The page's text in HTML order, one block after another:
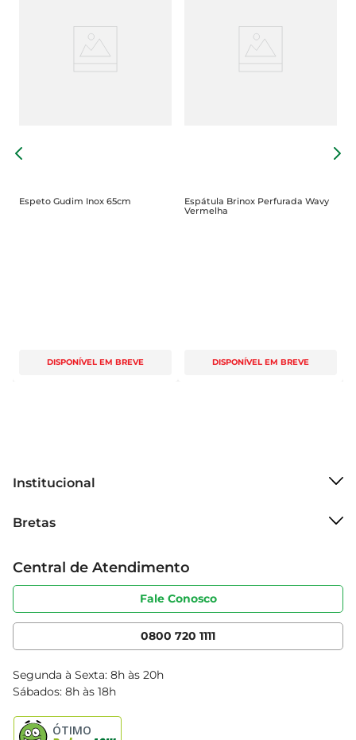
Espeto Gudim Inox 65cm
DISPONÍVEL EM BREVE
Espátula Brinox Perfurada Wavy
Vermelha
DISPONÍVEL EM BREVE
Institucional
Grupo Cencosud
Sobre privacidade
Portal do fornecedor
Cencosud Media
Bretas
Produtos Bretas
Código de ética
Serviços
Clube Bretas
Blog Bretas
Black Friday
Central de Atendimento
Fale Conosco
0800 720 1111
Segunda à Sexta: 8h às 20h
Sábados: 8h às 18h